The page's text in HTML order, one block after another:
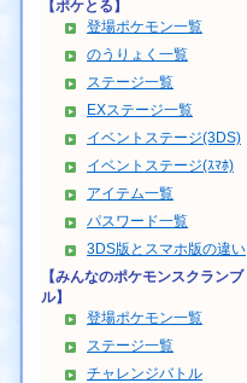
【ポケとる】
登場ポケモン一覧
のうりょく一覧
ステージ一覧
EXステージ一覧
イベントステージ(3DS)
イベントステージ(ｽﾏﾎ)
アイテム一覧
パスワード一覧
3DS版とスマホ版の違い
【みんなのポケモンスクランブ
ル】
登場ポケモン一覧
ステージ一覧
チャレンジバトル